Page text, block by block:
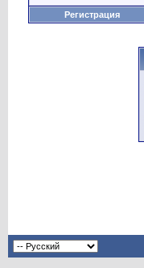
Регистрация